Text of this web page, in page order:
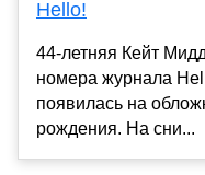
Hello!
44-летняя Кейт
номера журнала
появилась на
рождения. На сни...